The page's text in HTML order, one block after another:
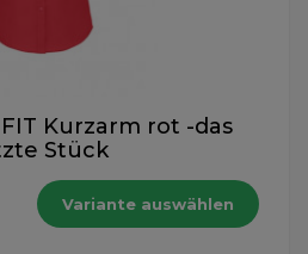
Kurzarm rot -das
Stück
Variante auswählen